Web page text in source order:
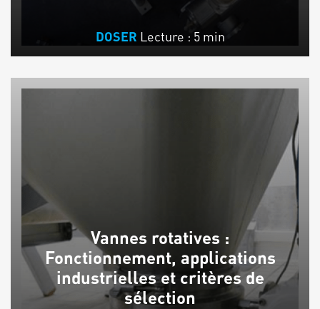
DOSER Lecture : 5 min
Vannes rotatives :
Fonctionnement, applications
industrielles et critères de
sélection